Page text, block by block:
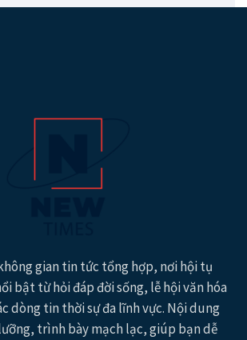
gian tin tức tổng hợp, nơi hội tụ
bật từ hỏi đáp đời sống, lễ hội văn hóa
dòng tin thời sự đa lĩnh vực. Nội dung
trình bày mạch lạc, giúp bạn dễ